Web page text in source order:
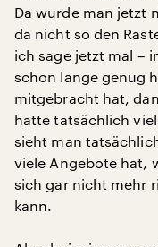
Da wurde man jetzt
da nicht so den
ich sage jetzt mal –
schon lange genug
mitgebracht hat,
hatte tatsächlich
sieht man
viele Angebote hat,
sich gar nicht mehr
kann.